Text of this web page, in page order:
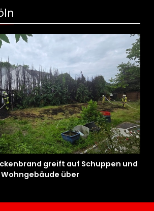
Gangelt
greift auf Schuppen und
Wohngebäude über